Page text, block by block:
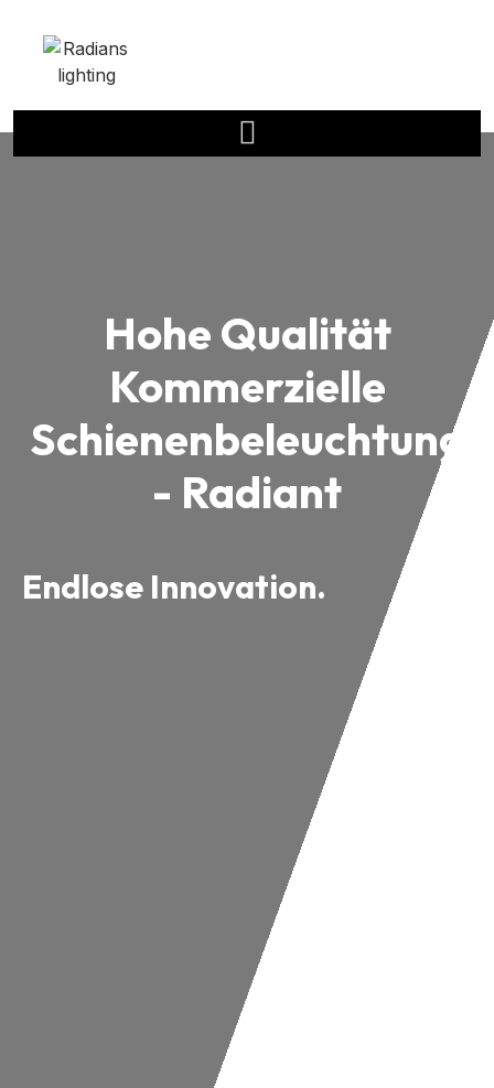
Hohe Qualität
Kommerzielle
Schienenbeleuchtung
- Radiant
Endlose Innovation.